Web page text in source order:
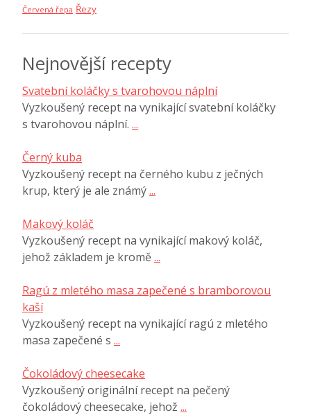
Červená řepa Řezy
Nejnovější recepty
Svatební koláčky s tvarohovou náplní
Vyzkoušený recept na vynikající svatební koláčky
s tvarohovou náplní. ...
Černý kuba
Vyzkoušený recept na černého kubu z ječných
krup, který je ale známý...
Makový koláč
Vyzkoušený recept na vynikající makový koláč,
jehož základem je kromě...
Ragú z mletého masa zapečené s bramborovou
kaší
Vyzkoušený recept na vynikající ragú z mletého
masa zapečené s ...
Čokoládový cheesecake
Vyzkoušený originální recept na pečený
čokoládový cheesecake, jehož ...